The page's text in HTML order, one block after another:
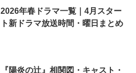
2026年春ドラマ一覧｜4月スター
ト新ドラマ放送時間・曜日まとめ
『陽炎の辻』相関図・キャスト・